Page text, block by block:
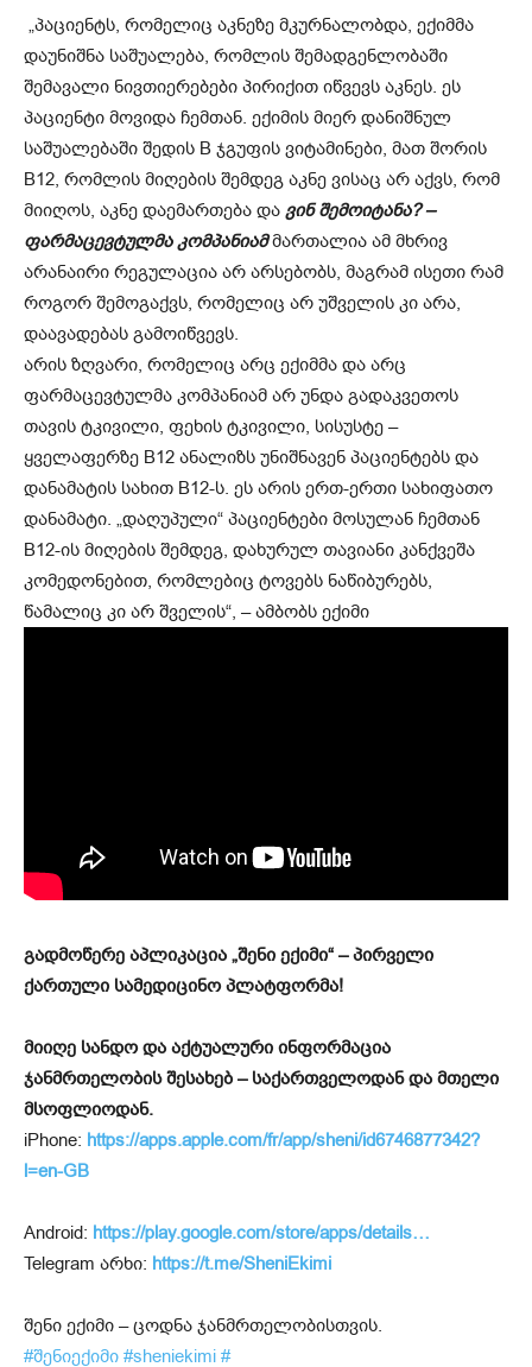
„პაციენტს, რომელიც აკნეზე მკურნალობდა, ექიმმა
დაუნიშნა საშუალება, რომლის შემადგენლობაში
შემავალი ნივთიერებები პირიქით იწვევს აკნეს. ეს
პაციენტი მოვიდა ჩემთან. ექიმის მიერ დანიშნულ
საშუალებაში შედის B ჯგუფის ვიტამინები, მათ შორის
B12, რომლის მიღების შემდეგ აკნე ვისაც არ აქვს, რომ
მიიღოს, აკნე დაემართება და ვინ შემოიტანა? –
ფარმაცევტულმა კომპანიამმართალია ამ მხრივ
არანაირი რეგულაცია არ არსებობს, მაგრამ ისეთი რამ
როგორ შემოგაქვს, რომელიც არ უშველის კი არა,
დაავადებას გამოიწვევს.
არის ზღვარი, რომელიც არც ექიმმა და არც
ფარმაცევტულმა კომპანიამ არ უნდა გადაკვეთოს
თავის ტკივილი, ფეხის ტკივილი, სისუსტე –
ყველაფერზე B12 ანალიზს უნიშნავენ პაციენტებს და
დანამატის სახით B12-ს. ეს არის ერთ-ერთი სახიფათო
დანამატი. „დაღუპული“ პაციენტები მოსულან ჩემთან
B12-ის მიღების შემდეგ, დახურულ თავიანი კანქვეშა
კომედონებით, რომლებიც ტოვებს ნაწიბურებს,
წამალიც კი არ შველის“, – ამბობს ექიმი
გადმოწერე აპლიკაცია „შენი ექიმი“ – პირველი
ქართული სამედიცინო პლატფორმა!
მიიღე სანდო და აქტუალური ინფორმაცია
ჯანმრთელობის შესახებ – საქართველოდან და მთელი
მსოფლიოდან.
iPhone: https://apps.apple.com/fr/app/sheni/id6746877342?
l=en-GB
Android: https://play.google.com/store/apps/details…
Telegram არხი: https://t.me/SheniEkimi
შენი ექიმი – ცოდნა ჯანმრთელობისთვის.
#შენიექიმი #sheniekimi #